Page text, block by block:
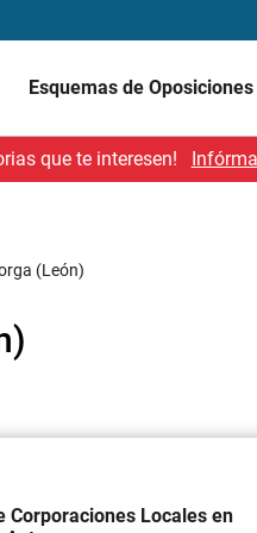
Esquemas de Oposiciones
que te interesen!
(León)
Corporaciones Locales en